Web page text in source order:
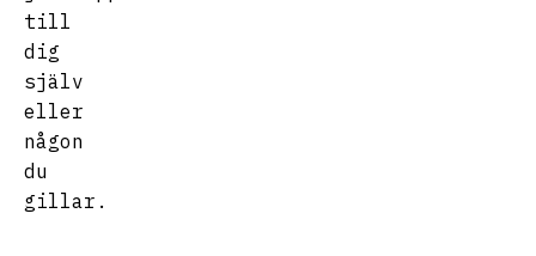
till
dig
själv
eller
någon
du
gillar.